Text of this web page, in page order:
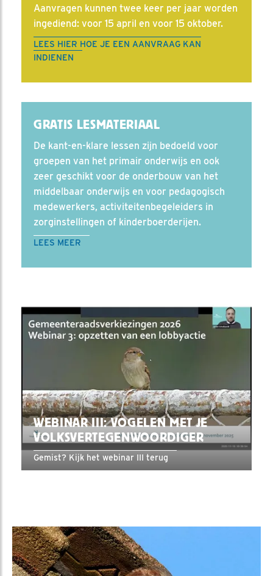
Aanvragen kunnen twee keer per jaar worden
ingediend: voor 15 april en voor 15 oktober.
LEES HIER HOE JE EEN AANVRAAG KAN
INDIENEN
GRATIS LESMATERIAAL
De kant-en-klare lessen zijn bedoeld voor
groepen van het primair onderwijs en ook
zeer geschikt voor de onderbouw van het
middelbaar onderwijs en voor pedagogisch
medewerkers, activiteitenbegeleiders in
zorginstellingen of kinderboerderijen.
LEES MEER
WEBINAR III: VOGELEN MET JE
VOLKSVERTEGENWOORDIGER
Gemist? Kijk het webinar III terug